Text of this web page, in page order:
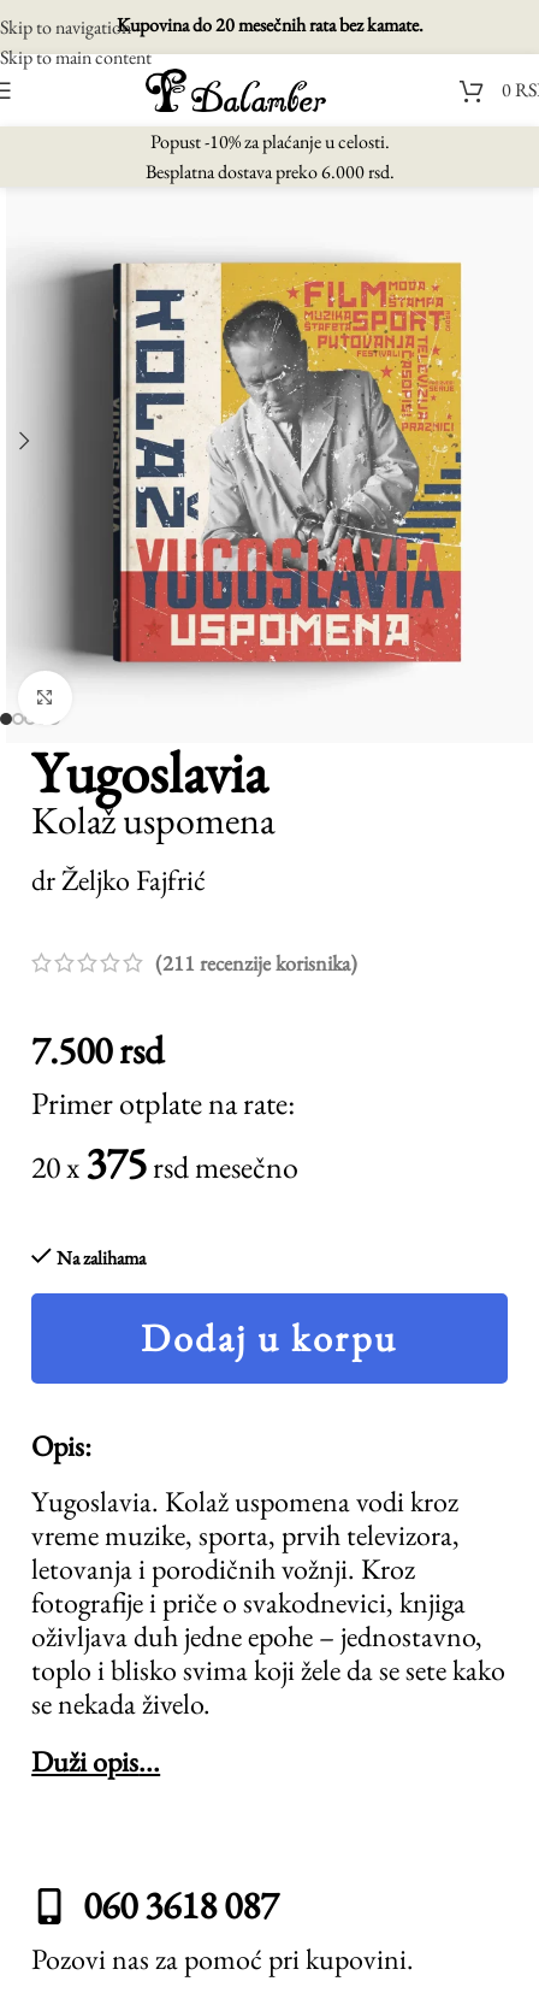
Skip to navigation
Skip to main content
Kupovina do 20 mesečnih rata bez kamate.
0
Popust -10% za plaćanje u celosti.
Besplatna dostava preko 6.000 rsd.
Yugoslavia
Kolaž uspomena
dr Željko Fajfrić
(211 recenzije korisnika)
7.500rsd
Primer otplate na rate:
20 x 375rsd mesečno
Na zalihama
Dodaj u korpu
Opis:
Yugoslavia. Kolaž uspomena vodi kroz
vreme muzike, sporta, prvih televizora,
letovanja i porodičnih vožnji. Kroz
fotografije i priče o svakodnevici, knjiga
oživljava duh jedne epohe – jednostavno,
toplo i blisko svima koji žele da se sete kako
se nekada živelo.
Duži opis
060 3618 087
Pozovi nas za pomoć pri kupovini.